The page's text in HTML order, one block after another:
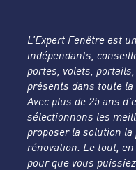
L’Expert Fenêtre est
indépendants,
portes, volets,
présents dans toute la
Avec plus de 25 ans
sélectionnons les
proposer la solution la
rénovation. Le tout,
pour que vous